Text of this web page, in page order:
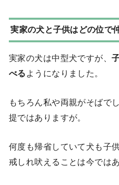
実家の犬と子供はどの位で
実家の犬は中型犬ですが、
べる ようになりました。
もちろん私や両親がそばで
提ではありますが。
何度も帰省していて犬も子
戒しれ吠えることは今では